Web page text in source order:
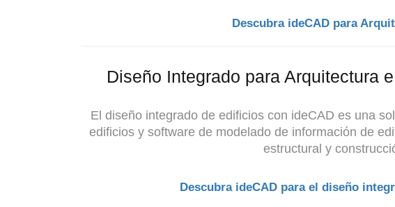
Descubra ideCAD para
Diseño Integrado para Arquitectura
El diseño integrado de edificios con ideCAD es una
edificios y software de modelado de información de
estructural y
Descubra ideCAD para el diseño